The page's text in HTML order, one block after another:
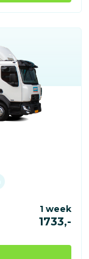
1 week
1733,-